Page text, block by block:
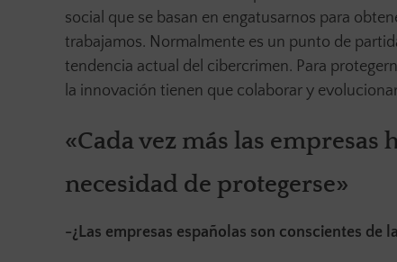
social que se basan en engatusarnos para
trabajamos. Normalmente es un punto de
tendencia actual del cibercrimen. Para
la innovación tienen que colaborar y
«Cada vez más las
necesidad de protegerse»
-¿Las empresas españolas son conscientes de